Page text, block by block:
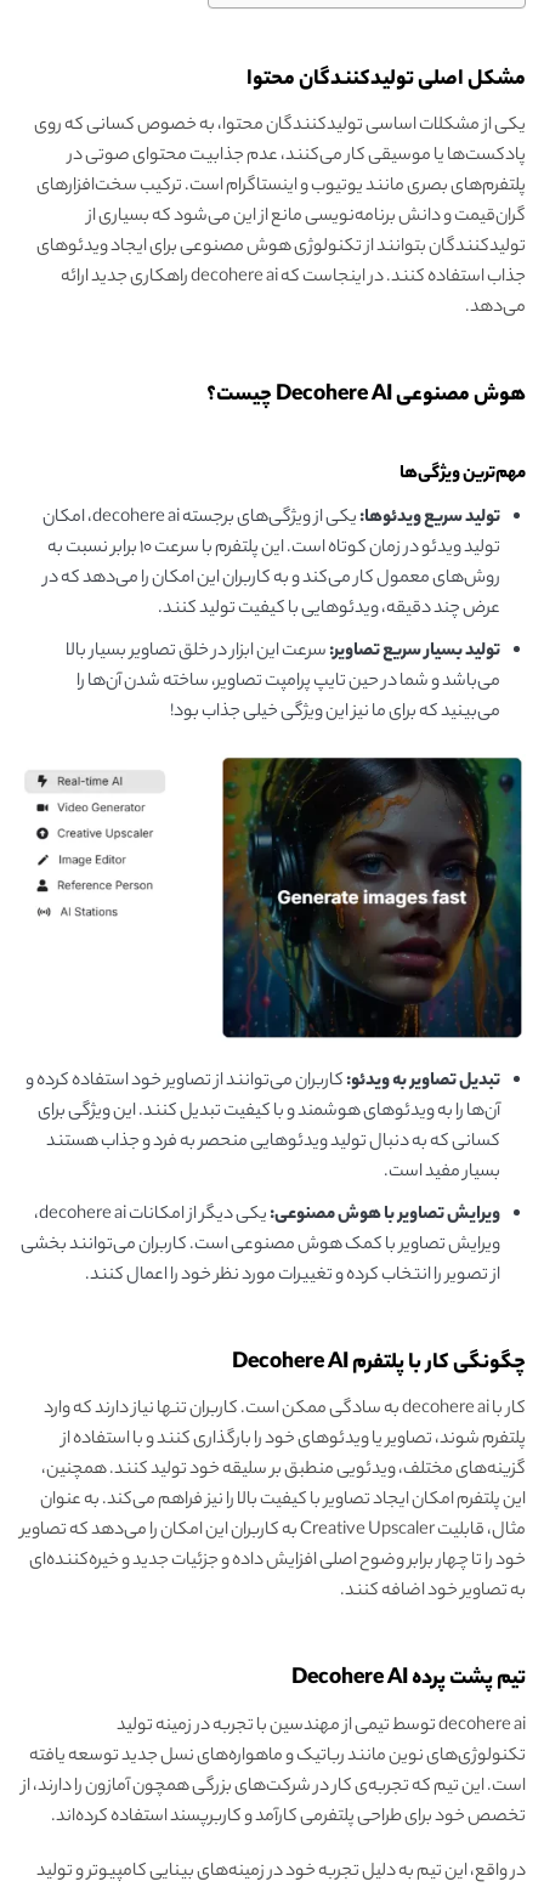
مشکل اصلی تولیدکنندگان محتوا
یکی از مشکلات اساسی تولیدکنندگان محتوا، به خصوص کسانی که روی
پادکست‌ها یا موسیقی کار می‌کنند، عدم جذابیت محتوای صوتی در
پلتفرم‌های بصری مانند یوتیوب و اینستاگرام است. ترکیب سخت‌افزارهای
گران‌قیمت و دانش برنامه‌نویسی مانع از این می‌شود که بسیاری از
تولیدکنندگان بتوانند از تکنولوژی هوش مصنوعی برای ایجاد ویدئوهای
جذاب استفاده کنند. در اینجاست که decohere ai راهکاری جدید ارائه
می‌دهد.
هوش مصنوعی Decohere AI چیست؟
مهم‌ترین ویژگی‌ها
تولید سریع ویدئوها:
یکی از ویژگی‌های برجسته decohere ai، امکان
تولید ویدئو در زمان کوتاه است. این پلتفرم با سرعت 10 برابر نسبت به
روش‌های معمول کار می‌کند و به کاربران این امکان را می‌دهد که در
عرض چند دقیقه، ویدئوهایی با کیفیت تولید کنند.
تولید بسیار سریع تصاویر:سرعت این ابزار در خلق تصاویر بسیار بالا
می‌باشد و شما در حین تایپ پرامپت تصاویر، ساخته شدن آن‌ها را
می‌بینید که برای ما نیز این ویژگی خیلی جذاب بود!
تبدیل تصاویر به ویدئو:کاربران می‌توانند از تصاویر خود استفاده کرده و
آن‌ها را به ویدئوهای هوشمند و با کیفیت تبدیل کنند. این ویژگی برای
کسانی که به دنبال تولید ویدئوهایی منحصر به فرد و جذاب هستند
بسیار مفید است.
ویرایش تصاویر با هوش مصنوعی:
یکی دیگر از امکانات decohere ai،
ویرایش تصاویر با کمک هوش مصنوعی است. کاربران می‌توانند بخشی
از تصویر را انتخاب کرده و تغییرات مورد نظر خود را اعمال کنند.
چگونگی کار با پلتفرم Decohere AI
کار با decohere ai به سادگی ممکن است. کاربران تنها نیاز دارند که وارد
پلتفرم شوند، تصاویر یا ویدئوهای خود را بارگذاری کنند و با استفاده از
گزینه‌های مختلف، ویدئویی منطبق بر سلیقه خود تولید کنند. همچنین،
این پلتفرم امکان ایجاد تصاویر با کیفیت بالا را نیز فراهم می‌کند. به عنوان
مثال، قابلیت Creative Upscaler به کاربران این امکان را می‌دهد که تصاویر
خود را تا چهار برابر وضوح اصلی افزایش داده و جزئیات جدید و خیره‌کننده‌ای
به تصاویر خود اضافه کنند.
تیم پشت پرده Decohere AI
decohere ai توسط تیمی از مهندسین با تجربه در زمینه تولید
تکنولوژی‌های نوین مانند رباتیک و ماهواره‌های نسل جدید توسعه یافته
است. این تیم که تجربه‌ی کار در شرکت‌های بزرگی همچون آمازون را دارند، از
تخصص خود برای طراحی پلتفرمی کارآمد و کاربرپسند استفاده کرده‌اند.
در واقع، این تیم به دلیل تجربه خود در زمینه‌های بینایی کامپیوتر و تولید